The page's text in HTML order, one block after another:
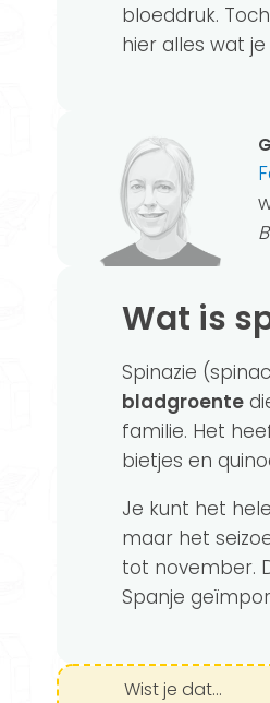
bloeddruk.
hier alles wat
Wat is
Spinazie
bladgroente
familie. Het
bietjes en
Je kunt het
maar het
tot november.
Spanje
Wist je dat...